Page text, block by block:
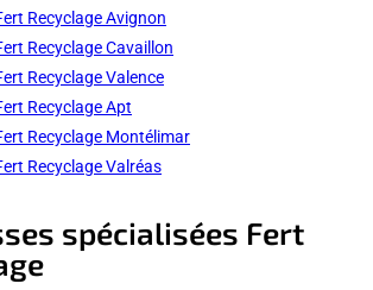
Recyclage Avignon
Recyclage Cavaillon
Recyclage Valence
Recyclage Apt
Recyclage Montélimar
Recyclage Valréas
spécialisées Fert